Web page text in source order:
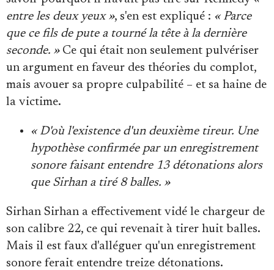
entre les deux yeux », s'en est expliqué : « Parce
que ce fils de pute a tourné la tête à la dernière
seconde. » Ce qui était non seulement pulvériser
un argument en faveur des théories du complot,
mais avouer sa propre culpabilité – et sa haine de
la victime.
« D'où l'existence d'un deuxième tireur. Une
hypothèse confirmée par un enregistrement
sonore faisant entendre 13 détonations alors
que Sirhan a tiré 8 balles. »
Sirhan Sirhan a effectivement vidé le chargeur de
son calibre 22, ce qui revenait à tirer huit balles.
Mais il est faux d'alléguer qu'un enregistrement
sonore ferait entendre treize détonations.